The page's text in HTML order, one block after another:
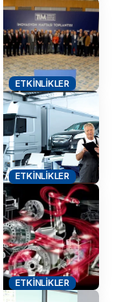
ETKINLIKLER
ETKINLIKLER
ETKINLIKLER